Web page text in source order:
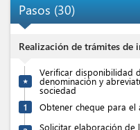
Pasos (30)
Realización de trámites de
★
Verificar disponibilidad
denominación y
sociedad
1 Obtener cheque para
Solicitar elaboración de